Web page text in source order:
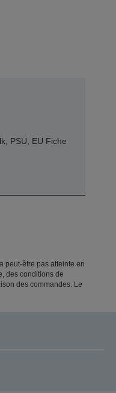
PSU, EU Fiche
peut-être pas atteinte en
des conditions de
des commandes. Le